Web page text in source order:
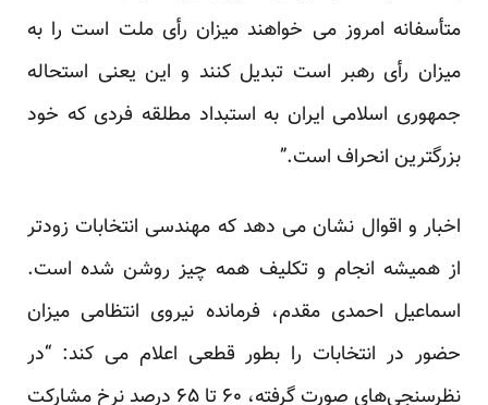
متأسفانه امروز می خواهند میزان رأی ملت است را به
میزان رأی رهبر است تبدیل کنند و این یعنی استحاله
جمهوری اسلامی ایران به استبداد مطلقه فردی که خود
بزرگترین انحراف است.”
اخبار و اقوال نشان می دهد که مهندسی انتخابات زودتر
از همیشه انجام و تکلیف همه چیز روشن شده است.
اسماعیل احمدی مقدم، فرمانده نیروی انتظامی میزان
حضور در انتخابات را بطور قطعی اعلام می کند: “در
نظرسنجی‌های صورت گرفته، ۶۰ تا ۶۵ درصد نرخ مشارکت